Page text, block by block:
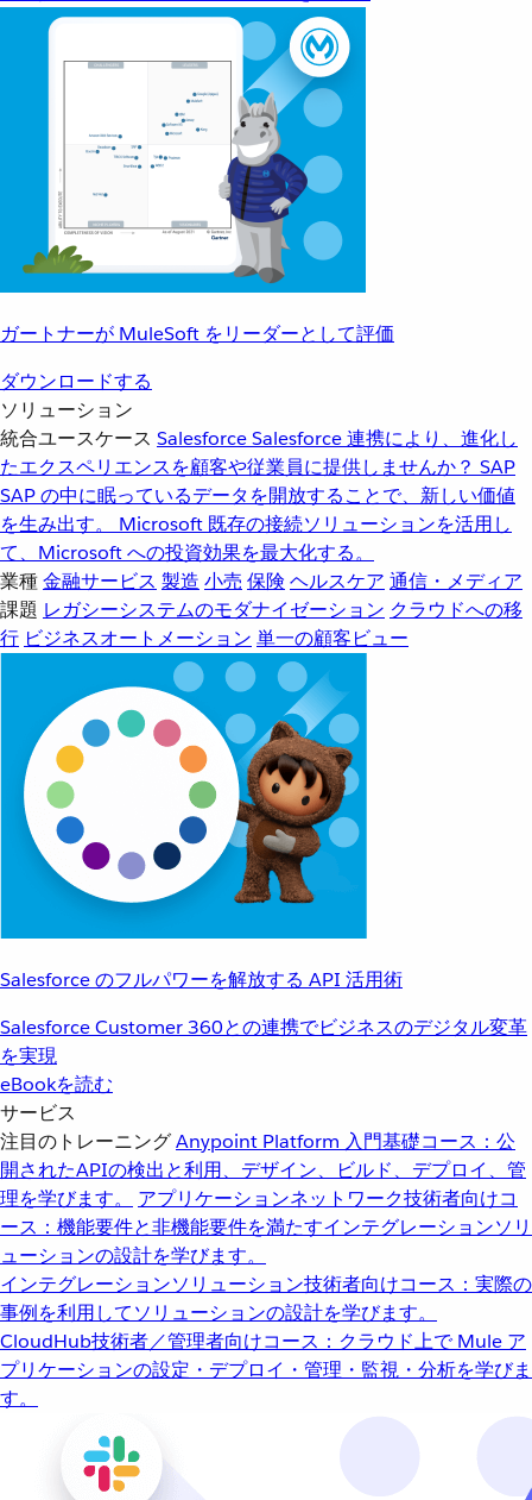
ガートナーが MuleSoft をリーダーとして評価
ダウンロードする
ソリューション
統合ユースケース SalesforceSalesforce 連携により、進化し
たエクスペリエンスを顧客や従業員に提供しませんか？ SAP
SAP の中に眠っているデータを開放することで、新しい価値
を生み出す。
Microsoft 既存の接続ソリューションを活用し
て、Microsoft への投資効果を最大化する。
業種金融サービス 製造 小売 保険 ヘルスケア 通信・メディア
課題 レガシーシステムのモダナイゼーション クラウドへの移
行 ビジネスオートメーション 単一の顧客ビュー
Salesforce のフルパワーを解放する API 活用術
Salesforce Customer 360との連携でビジネスのデジタル変革
を実現
eBookを読む
サービス
注目のトレーニングAnypoint Platform 入門基礎コース：公
開されたAPIの検出と利用、デザイン、ビルド、デプロイ、管
理を学びます。
アプリケーションネットワーク技術者向けコ
ース：機能要件と非機能要件を満たすインテグレーションソリ
ューションの設計を学びます。
インテグレーションソリューション技術者向けコース：実際の
事例を利用してソリューションの設計を学びます。
CloudHub技術者／管理者向けコース：クラウド上で Mule ア
プリケーションの設定・デプロイ・管理・監視・分析を学びま
す。